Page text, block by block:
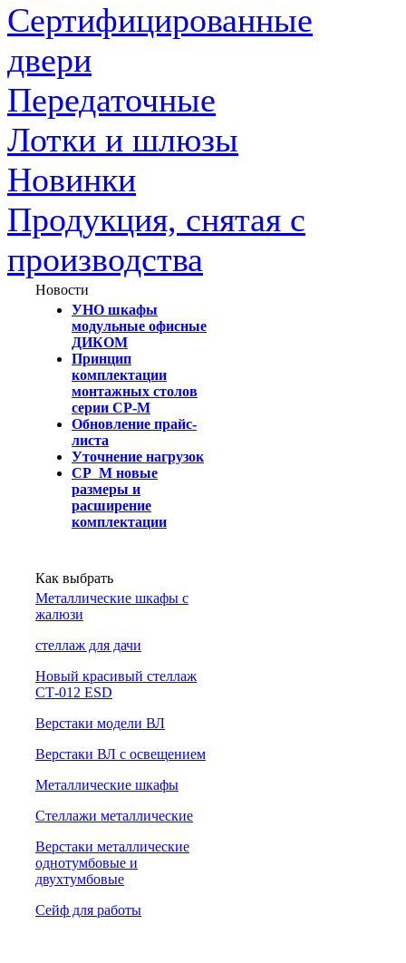
Сертифицированные
двери
Передаточные
Лотки и шлюзы
Новинки
Продукция, снятая с
производства
Новости
УНО шкафы
модульные офисные
ДИКОМ
Принцип
комплектации
монтажных столов
серии СР-М
Обновление прайс-
листа
Уточнение нагрузок
СР_М новые
размеры и
расширение
комплектации
Как выбрать
Металлические шкафы с
жалюзи
cтеллаж для дачи
Новый красивый стеллаж
СТ-012 ESD
Верстаки модели ВЛ
Верстаки ВЛ с освещением
Металлические шкафы
Стеллажи металлические
Верстаки металлические
однотумбовые и
двухтумбовые
Сейф для работы